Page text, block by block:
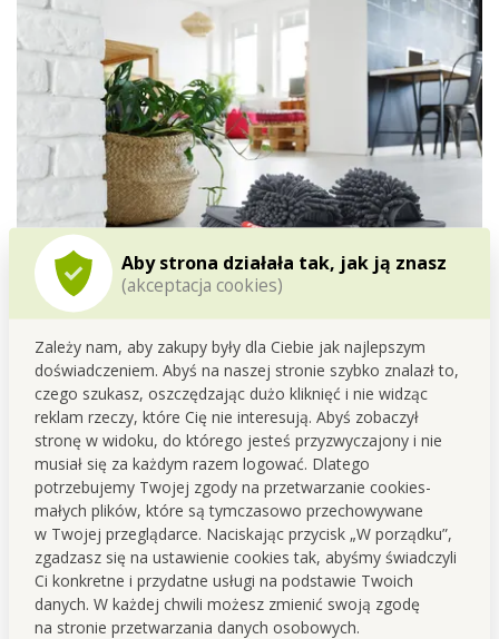
Aby strona działała tak, jak ją znasz
(akceptacja cookies)
Zależy nam, aby zakupy były dla Ciebie jak najlepszym
doświadczeniem. Abyś na naszej stronie szybko znalazł to,
czego szukasz, oszczędzając dużo kliknięć i nie widząc
reklam rzeczy, które Cię nie interesują. Abyś zobaczył
stronę w widoku, do którego jesteś przyzwyczajony i nie
musiał się za każdym razem logować. Dlatego
potrzebujemy Twojej zgody na przetwarzanie cookies-
małych plików, które są tymczasowo przechowywane
w Twojej przeglądarce. Naciskając przycisk „W porządku”,
zgadzasz się na ustawienie cookies tak, abyśmy świadczyli
Ci konkretne i przydatne usługi na podstawie Twoich
danych. W każdej chwili możesz zmienić swoją zgodę
na stronie przetwarzania danych osobowych.
Sprzątanie bez wysiłku? Tak, poproszę!
Załóż szare SAMOCHODKI w rozmiarze 41–45 i zamień
zwykłe chodzenie po domu w skuteczne sprzątanie.
Dzięki spodniej części z wszytą gęstą czyszczącą
SASANKĄ skutecznie zbierają kurz, brud oraz okruchy ze
wszystkich gładkich powierzchni. Bez schylania się i bez
wysiłku.
Dodatkowo nie ślizgają się, dlatego możesz bez obaw
nosić je również w łazience.A co z higieną? Po użyciu
wystarczy wyprać je w pralce w 40°C. Doskonałe
połączenie praktyczności, czystości oraz wygody.